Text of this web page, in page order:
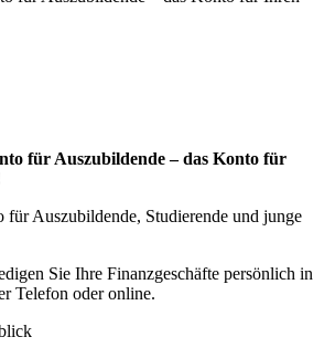
für Auszubildende – das Konto für
für Auszubildende, Studierende und junge
Sie Ihre Finanzgeschäfte persönlich in
Telefon oder online.